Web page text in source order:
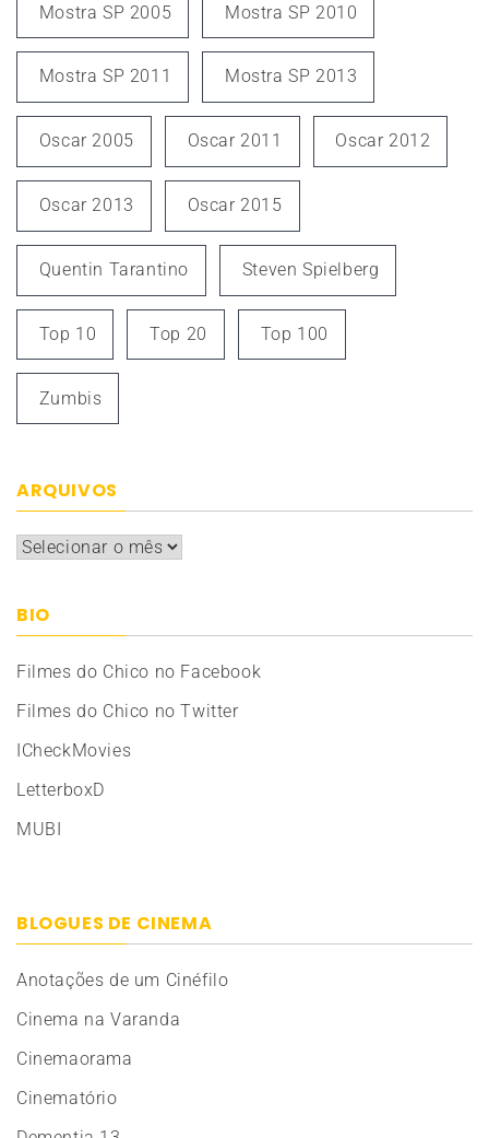
Mostra SP 2005 Mostra SP 2010
Mostra SP 2011 Mostra SP 2013
Oscar 2005 Oscar 2011 Oscar 2012
Oscar 2013 Oscar 2015
Quentin Tarantino Steven Spielberg
Top 10 Top 20 Top 100
Zumbis
ARQUIVOS
Arquivos
BIO
Filmes do Chico no Facebook
Filmes do Chico no Twitter
ICheckMovies
LetterboxD
MUBI
BLOGUES DE CINEMA
Anotações de um Cinéfilo
Cinema na Varanda
Cinemaorama
Cinematório